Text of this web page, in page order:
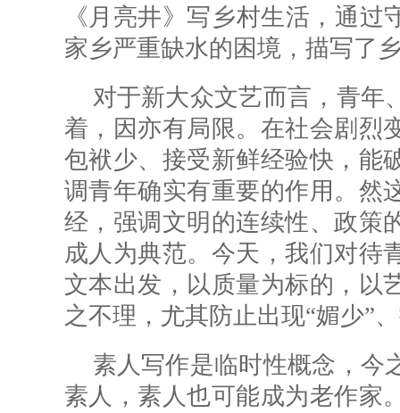
《月亮井》写乡村生活，通
家乡严重缺水的困境，描写了
对于新大众文艺而言，青年
着，因亦有局限。在社会剧烈
包袱少、接受新鲜经验快，能
调青年确实有重要的作用。然
经，强调文明的连续性、政策
成人为典范。今天，我们对待
文本出发，以质量为标的，以
之不理，尤其防止出现“媚少”
素人写作是临时性概念，今
素人，素人也可能成为老作家